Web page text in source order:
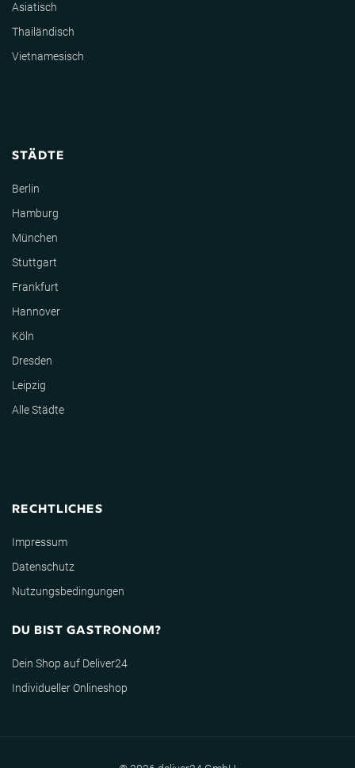
Asiatisch
Thailändisch
Vietnamesisch
STÄDTE
Berlin
Hamburg
München
Stuttgart
Frankfurt
Hannover
Köln
Dresden
Leipzig
Alle Städte
RECHTLICHES
Impressum
Datenschutz
Nutzungsbedingungen
DU BIST GASTRONOM?
Dein Shop auf Deliver24
Individueller Onlineshop